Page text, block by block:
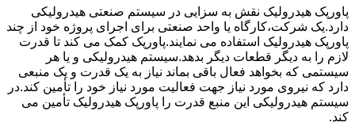
پاورپک هیدرولیک نقش به سزایی در سیستم صنعتی هیدرولیکی
دارد.یک شرکت،کارگاه یا واحد صنعتی برای اجرای پروژه خود از چند
پاورپک هیدرولیک استفاده می نمایند.پاورپک کمک می کند تا قدرت
لازم را به دیگر قطعات دیگر بدهد.سیستم هیدرولیکی و یا هر
سیستمی که بخواهد فعال باقی بماند نیاز به یک قدرت و یک منبعی
دارد که نیروی مورد نیاز جهت فعالیت مورد نیاز خود را تأمین کند.در
سیستم هیدرولیکی این منبع قدرت را پاورپک هیدرولیک تأمین می
کند.